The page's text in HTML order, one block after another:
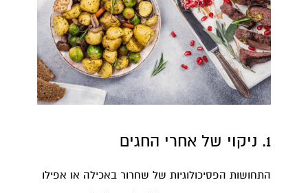
התחושות הפסיכולוגיות של שחרור באכילה או אפילו